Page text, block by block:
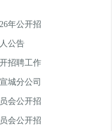
年公开招
公告
招聘工作
城分公司
会公开招
会公开招